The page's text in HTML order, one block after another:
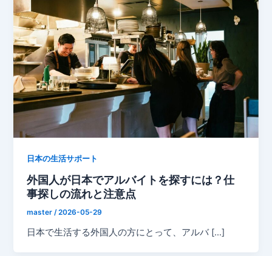
日本の生活サポート
外国人が日本でアルバイトを探すには？仕
事探しの流れと注意点
master /2026-05-29
日本で生活する外国人の方にとって、アルバ […]